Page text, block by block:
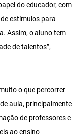
do educador, com
estímulos para
Assim, o aluno tem
de talentos”,
o que percorrer
aula, principalmente
de professores e
ao ensino